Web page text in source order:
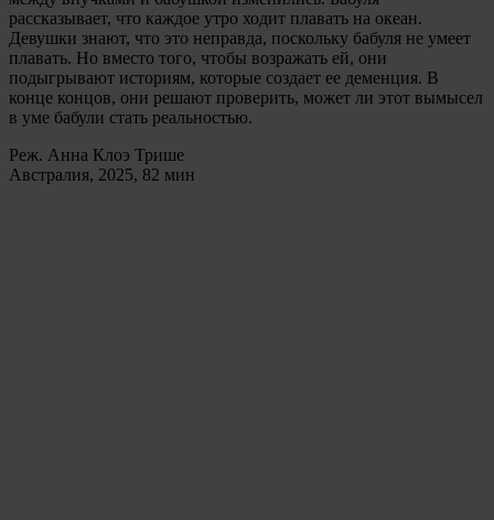
рассказывает, что каждое утро ходит плавать на океан.
Девушки знают, что это неправда, поскольку бабуля не умеет
плавать. Но вместо того, чтобы возражать ей, они
подыгрывают историям, которые создает ее деменция. В
конце концов, они решают проверить, может ли этот вымысел
в уме бабули стать реальностью.
Реж. Анна Клоэ Трише
Австралия, 2025, 82 мин